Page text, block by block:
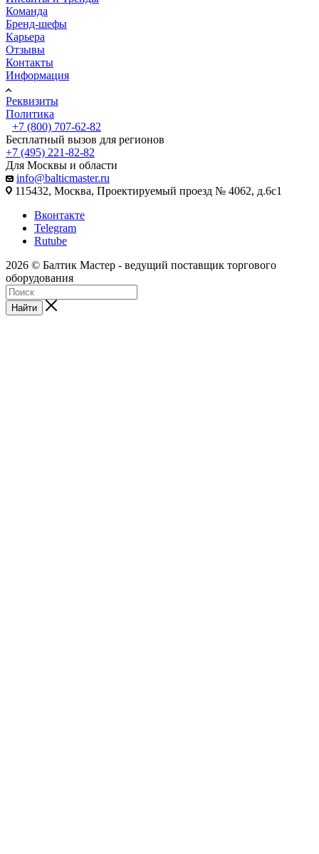
Команда
Бренд-шефы
Карьера
Отзывы
Контакты
Информация
Реквизиты
Политика
+7 (800) 707-62-82
Бесплатный вызов для регионов
+7 (495) 221-82-82
Для Москвы и области
info@balticmaster.ru
115432, Москва, Проектируемый проезд № 4062, д.6с1
Вконтакте
Telegram
Rutube
2026 © Балтик Мастер - ведущий поставщик торгового
оборудования
Найти